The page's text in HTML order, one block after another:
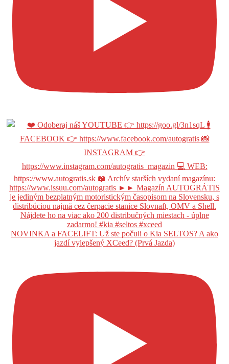
NOVINKA a FACELIFT: Už ste počuli o Kia SELTOS? A ako
jazdí vylepšený XCeed? (Prvá Jazda)